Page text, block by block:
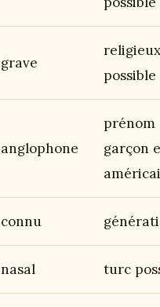
grave
religieux
possible
anglophone
prénom
garçon
connu
nasal turc